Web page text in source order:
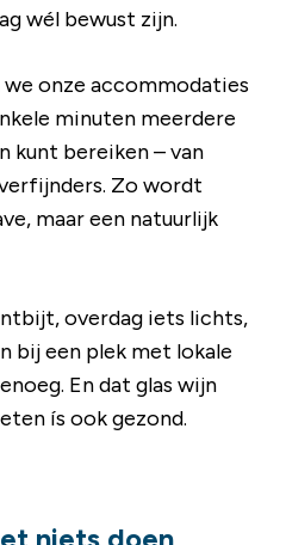
wél bewust zijn.
onze accommodaties
minuten meerdere
kunt bereiken – van
Zo wordt
maar een natuurlijk
overdag iets lichts,
bij een plek met lokale
En dat glas wijn
ís ook gezond.
niets doen